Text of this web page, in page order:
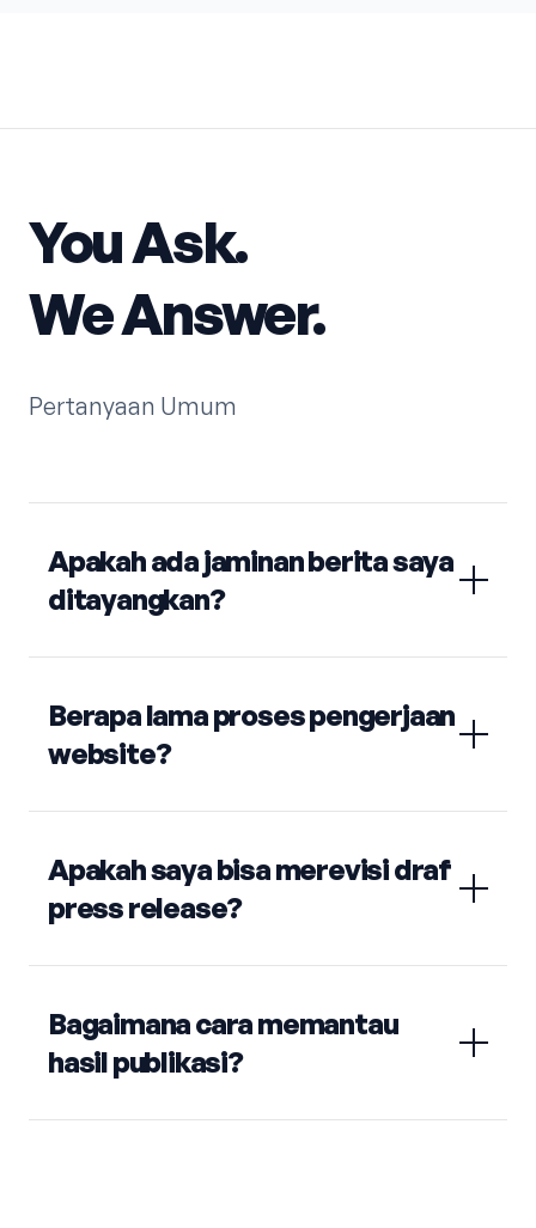
You Ask.
We Answer.
Pertanyaan Umum
Apakah ada jaminan berita saya
ditayangkan?
Berapa lama proses pengerjaan
website?
Apakah saya bisa merevisi draf
press release?
Bagaimana cara memantau
hasil publikasi?